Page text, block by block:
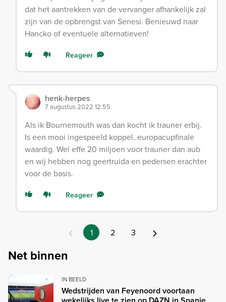
dat het aantrekken van de vervanger afhankelijk zal
zijn van de opbrengst van Senesi. Benieuwd naar
Hancko of eventuele alternatieven!
Reageer
henk-herpes
7 augustus 2022 12:55
Als ik Bournemouth was dan kocht ik trauner erbij.
Is een mooi ingespeeld koppel, europacupfinale
waardig. Wel effe 20 miljoen voor trauner dan aub
en wij hebben nog geertruida en pedersen erachter
voor de basis.
Reageer
‹ 1 2 3 ›
Net binnen
IN BEELD
Wedstrijden van Feyenoord voortaan